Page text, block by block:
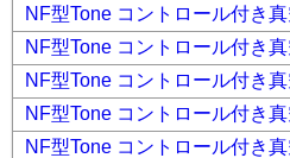
NF型Tone コントロール付き
NF型Tone コントロール付き
NF型Tone コントロール付き
NF型Tone コントロール付き
NF型Tone コントロール付き